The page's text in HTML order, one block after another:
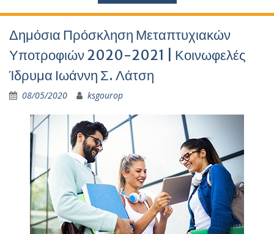
Δημόσια Πρόσκληση Μεταπτυχιακών
Υποτροφιών 2020-2021 | Κοινωφελές
Ίδρυμα Ιωάννη Σ. Λάτση
08/05/2020 ksgourop